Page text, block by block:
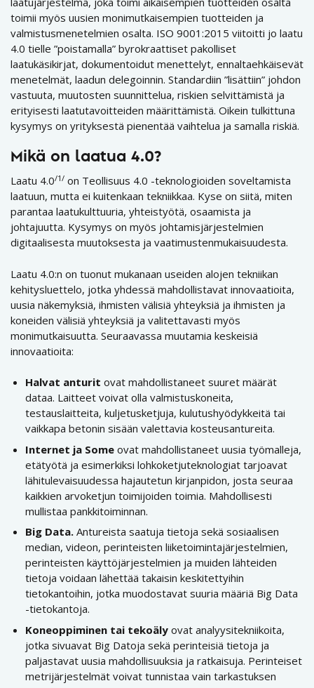
toimii myös uusien monimutkaisempien tuotteiden ja
valmistusmenetelmien osalta. ISO 9001:2015 viitoitti jo laatu
4.0 tielle ”poistamalla” byrokraattiset pakolliset
laatukäsikirjat, dokumentoidut menettelyt, ennaltaehkäisevät
menetelmät, laadun delegoinnin. Standardiin ”lisättiin” johdon
vastuuta, muutosten suunnittelua, riskien selvittämistä ja
erityisesti laatutavoitteiden määrittämistä. Oikein tulkittuna
kysymys on yrityksestä pienentää vaihtelua ja samalla riskiä.
Mikä on laatua 4.0?
Laatu 4.0/1/ on Teollisuus 4.0 -teknologioiden soveltamista
laatuun, mutta ei kuitenkaan tekniikkaa. Kyse on siitä, miten
parantaa laatukulttuuria, yhteistyötä, osaamista ja
johtajuutta. Kysymys on myös johtamisjärjestelmien
digitaalisesta muutoksesta ja vaatimustenmukaisuudesta.
Laatu 4.0:n on tuonut mukanaan useiden alojen tekniikan
kehitysluettelo, jotka yhdessä mahdollistavat innovaatioita,
uusia näkemyksiä, ihmisten välisiä yhteyksiä ja ihmisten ja
koneiden välisiä yhteyksiä ja valitettavasti myös
monimutkaisuutta. Seuraavassa muutamia keskeisiä
innovaatioita:
Halvat anturit ovat mahdollistaneet suuret määrät
dataa. Laitteet voivat olla valmistuskoneita,
testauslaitteita, kuljetusketjuja, kulutushyödykkeitä tai
vaikkapa betonin sisään valettavia kosteusantureita.
Internet ja Some ovat mahdollistaneet uusia työmalleja,
etätyötä ja esimerkiksi lohkoketjuteknologiat tarjoavat
lähitulevaisuudessa hajautetun kirjanpidon, josta seuraa
kaikkien arvoketjun toimijoiden toimia. Mahdollisesti
mullistaa pankkitoiminnan.
Big Data. Antureista saatuja tietoja sekä sosiaalisen
median, videon, perinteisten liiketoimintajärjestelmien,
perinteisten käyttöjärjestelmien ja muiden lähteiden
tietoja voidaan lähettää takaisin keskitettyihin
tietokantoihin, jotka muodostavat suuria määriä Big Data
-tietokantoja.
Koneoppiminen tai tekoäly ovat analyysitekniikoita,
jotka sivuavat Big Datoja sekä perinteisiä tietoja ja
paljastavat uusia mahdollisuuksia ja ratkaisuja. Perinteiset
metrijärjestelmät voivat tunnistaa vain tarkastuksen